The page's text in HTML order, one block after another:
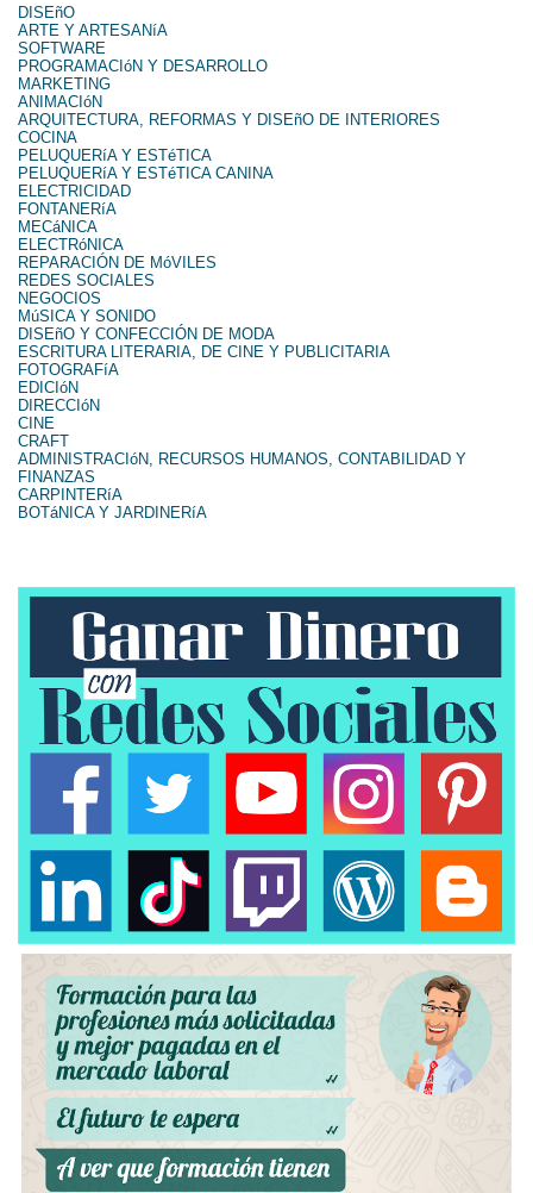
DISEñO
ARTE Y ARTESANíA
SOFTWARE
PROGRAMACIóN Y DESARROLLO
MARKETING
ANIMACIóN
ARQUITECTURA, REFORMAS Y DISEñO DE INTERIORES
COCINA
PELUQUERíA Y ESTéTICA
PELUQUERíA Y ESTéTICA CANINA
ELECTRICIDAD
FONTANERíA
MECáNICA
ELECTRóNICA
REPARACIÓN DE MóVILES
REDES SOCIALES
NEGOCIOS
MúSICA Y SONIDO
DISEñO Y CONFECCIÓN DE MODA
ESCRITURA LITERARIA, DE CINE Y PUBLICITARIA
FOTOGRAFíA
EDICIóN
DIRECCIóN
CINE
CRAFT
ADMINISTRACIóN, RECURSOS HUMANOS, CONTABILIDAD Y
FINANZAS
CARPINTERíA
BOTáNICA Y JARDINERíA